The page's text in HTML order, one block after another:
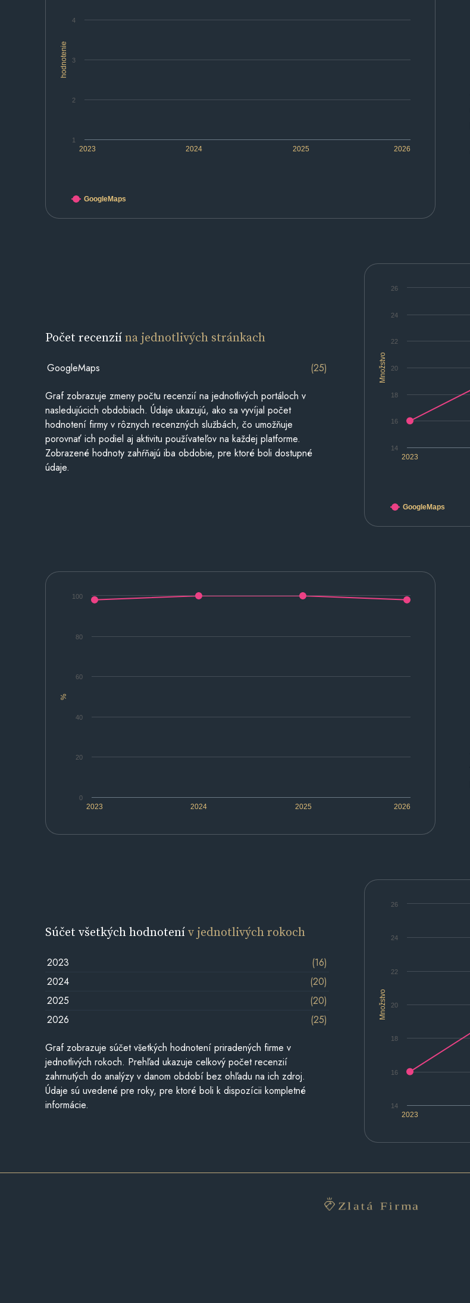
hodnotenie
2023 2024 2025 2026
1
2
3
4
GoogleMaps
Množstvo
2023
14
16
18
20
22
24
26
GoogleMaps
Počet recenziína jednotlivých stránkach
GoogleMaps (25)
Graf zobrazuje zmeny počtu recenzií na jednotlivých portáloch v
nasledujúcich obdobiach. Údaje ukazujú, ako sa vyvíjal počet
hodnotení firmy v rôznych recenzných službách, čo umožňuje
porovnať ich podiel aj aktivitu používateľov na každej platforme.
Zobrazené hodnoty zahŕňajú iba obdobie, pre ktoré boli dostupné
údaje.
%
2023 2024 2025 2026
0
20
40
60
80
100
Množstvo
2023
14
16
18
20
22
24
26
Súčet všetkých hodnotenív jednotlivých rokoch
2023
(16)
2024
(20)
2025
(20)
2026
(25)
Graf zobrazuje súčet všetkých hodnotení priradených firme v
jednotlivých rokoch. Prehľad ukazuje celkový počet recenzií
zahrnutých do analýzy v danom období bez ohľadu na ich zdroj.
Údaje sú uvedené pre roky, pre ktoré boli k dispozícii kompletné
informácie.